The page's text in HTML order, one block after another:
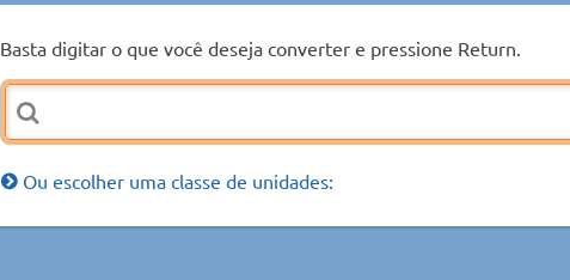
Basta digitar o que você deseja converter e pressione Return.
Ou escolher uma classe de unidades: